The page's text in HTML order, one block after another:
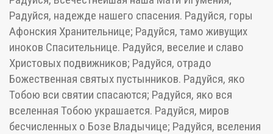
Радуйся, надежде нашего спасения. Радуйся, горы
Афонския Хранительнице; Радуйся, тамо живущих
иноков Спасительнице. Радуйся, веселие и славо
Христовых подвижников; Радуйся, отрадо
Божественная святых пустынников. Радуйся, яко
Тобою вси святии спасаются; Радуйся, яко вся
вселенная Тобою украшается. Радуйся, миров
бесчисленных о Бозе Владычице; Радуйся, вселения